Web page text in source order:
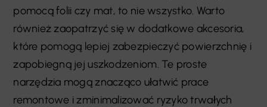
pomocą folii czy mat, to nie wszystko. Warto
również zaopatrzyć się w dodatkowe akcesoria,
które pomogą lepiej zabezpieczyć powierzchnię i
zapobiegną jej uszkodzeniom. Te proste
narzędzia mogą znacząco ułatwić prace
remontowe i zminimalizować ryzyko trwałych